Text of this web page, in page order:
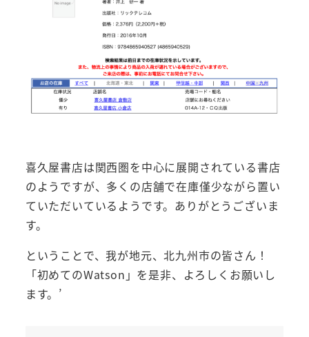
喜久屋書店は関西圏を中心に展開されている書店
のようですが、多くの店舗で在庫僅少ながら置い
ていただいているようです。ありがとうございま
す。
ということで、我が地元、北九州市の皆さん！
「初めてのWatson」を是非、よろしくお願いし
ます。’